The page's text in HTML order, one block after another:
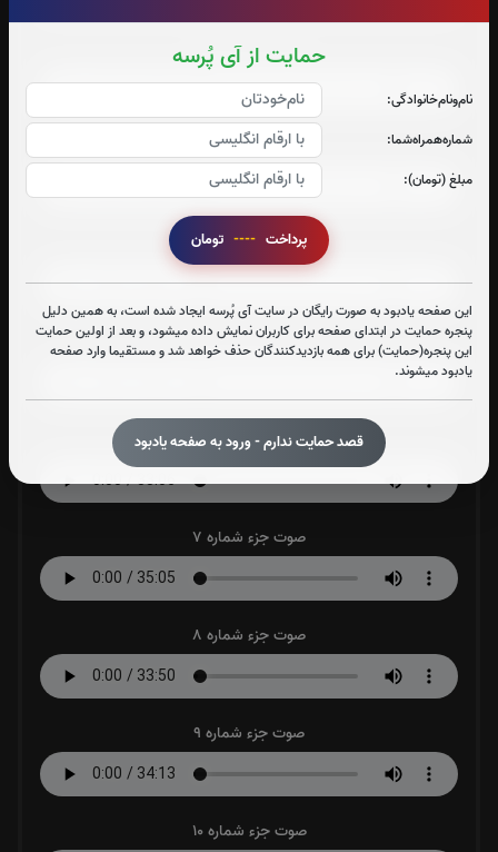
حمایت از آی پُرسه
نام‌و‌نام‌خانوادگی:
شماره‌همراه‌شما:
مبلغ (تومان):
پرداخت ----
این صفحه یادبود به صورت رایگان در سایت آی پُرسه ایجاد شده است، به همین دلیل
پنجره حمایت در ابتدای صفحه برای کاربران نمایش داده میشود، و بعد از اولین حمایت
این پنجره(حمایت) برای همه بازدیدکنندگان حذف خواهد شد و مستقیما وارد صفحه
یادبود میشوند.
قصد حمایت ندارم - ورود به صفحه یادبود
صوت جزء شماره 2
صوت جزء شماره 3
صوت جزء شماره 4
صوت جزء شماره 5
صوت جزء شماره 6
صوت جزء شماره 7
صوت جزء شماره 8
صوت جزء شماره 9
صوت جزء شماره 10